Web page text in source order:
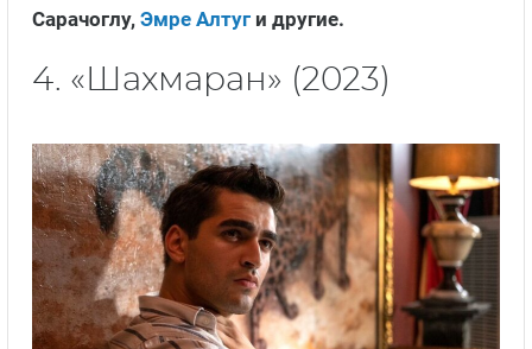
Сарачоглу, Эмре Алтуг и другие.
4. «Шахмаран» (2023)